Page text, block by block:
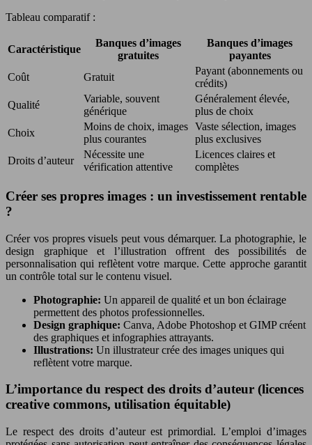
Tableau comparatif :
Caractéristique
Banques d’images
gratuites
Banques d’images
payantes
Coût
Gratuit
Payant (abonnements ou
crédits)
Qualité
Variable, souvent
générique
Généralement élevée,
plus de choix
Choix
Moins de choix, images
plus courantes
Vaste sélection, images
plus exclusives
Droits d’auteur
Nécessite une
vérification attentive
Licences claires et
complètes
Créer ses propres images : un investissement rentable
?
Créer vos propres visuels peut vous démarquer. La photographie, le
design graphique et l’illustration offrent des possibilités de
personnalisation qui reflètent votre marque. Cette approche garantit
un contrôle total sur le contenu visuel.
Photographie: Un appareil de qualité et un bon éclairage
permettent des photos professionnelles.
Design graphique: Canva, Adobe Photoshop et GIMP créent
des graphiques et infographies attrayants.
Illustrations: Un illustrateur crée des images uniques qui
reflètent votre marque.
L’importance du respect des droits d’auteur (licences
creative commons, utilisation équitable)
Le respect des droits d’auteur est primordial. L’emploi d’images